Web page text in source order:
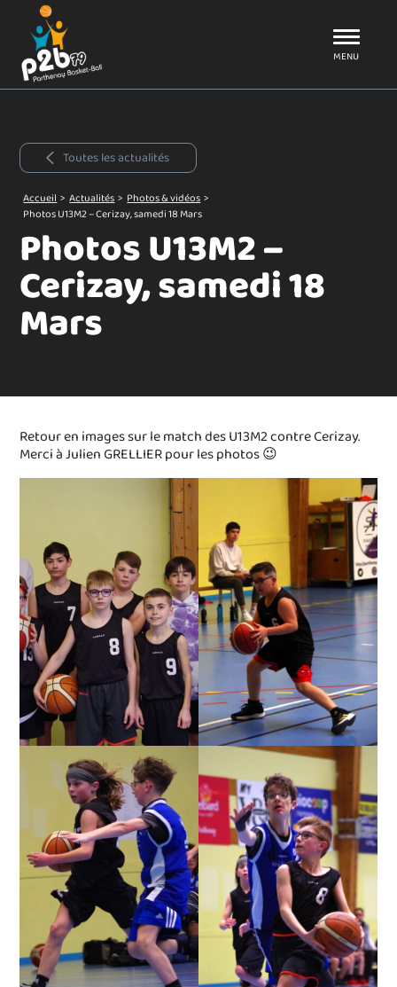
P2B79
MENU
Toutes les actualités
Accueil > Actualités > Photos & vidéos >
Photos U13M2 – Cerizay, samedi 18 Mars
Photos U13M2 –
Cerizay, samedi 18
Mars
Retour en images sur le match des U13M2 contre Cerizay.
Merci à Julien GRELLIER pour les photos 😉